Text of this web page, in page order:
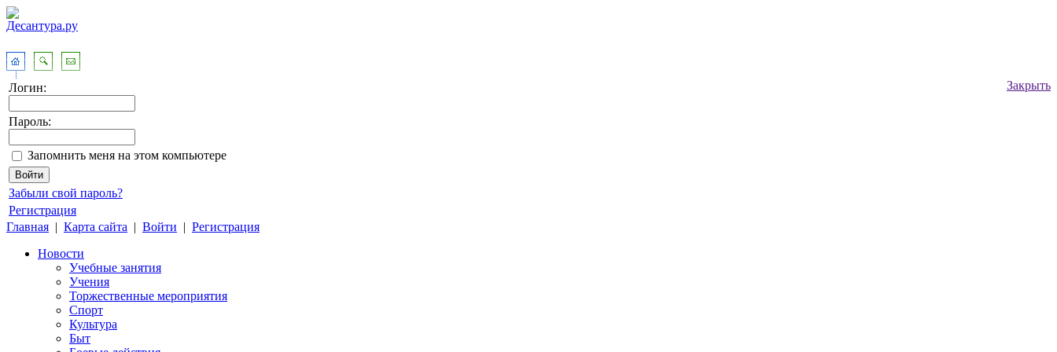
Закрыть
Логин:
Пароль:
Запомнить меня на этом компьютере
Забыли свой пароль?
Регистрация
Главная | Карта сайта | Войти | Регистрация
Новости
Учебные занятия
Учения
Торжественные мероприятия
Спорт
Культура
Быт